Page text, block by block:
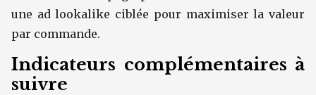
une ad lookalike ciblée pour maximiser la valeur
par commande.
Indicateurs complémentaires à
suivre